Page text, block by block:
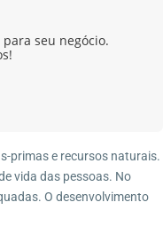
seu negócio.
primas e recursos naturais.
vida das pessoas. No
O desenvolvimento
Comercial (1)